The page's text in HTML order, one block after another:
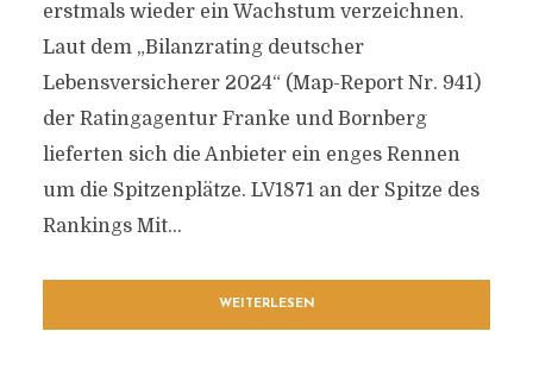
erstmals wieder ein Wachstum verzeichnen.
Laut dem „Bilanzrating deutscher
Lebensversicherer 2024“ (Map-Report Nr. 941)
der Ratingagentur Franke und Bornberg
lieferten sich die Anbieter ein enges Rennen
um die Spitzenplätze. LV1871 an der Spitze des
Rankings Mit...
WEITERLESEN